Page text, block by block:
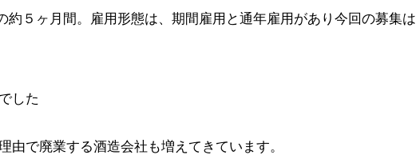
５ヶ月間。雇用形態は、期間雇用と通年雇用があり今回の募集は
した
で廃業する酒造会社も増えてきています。